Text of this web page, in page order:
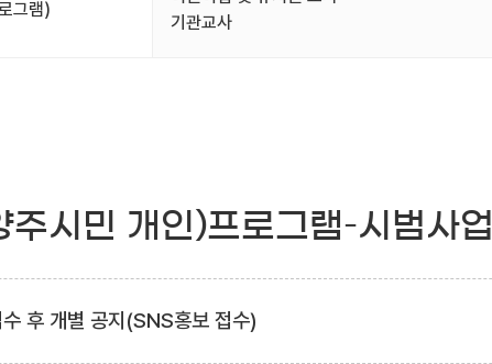
그램)
기관교사
시민 개인)프로그램–시범사업
후 개별 공지(SNS홍보 접수)